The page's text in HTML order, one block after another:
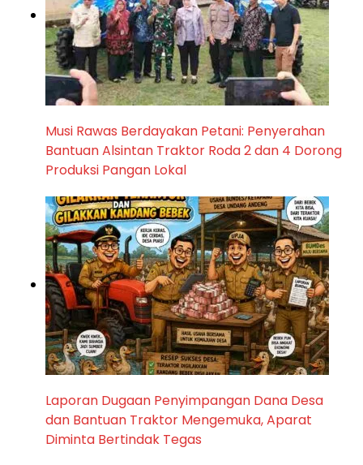
Musi Rawas Berdayakan Petani: Penyerahan
Bantuan Alsintan Traktor Roda 2 dan 4 Dorong
Produksi Pangan Lokal
Laporan Dugaan Penyimpangan Dana Desa
dan Bantuan Traktor Mengemuka, Aparat
Diminta Bertindak Tegas